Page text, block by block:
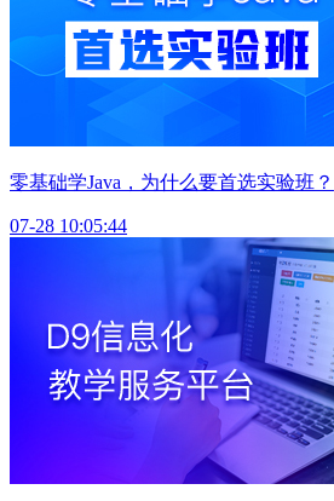
零基础学Java，为什么要首选实验班？
07-28 10:05:44